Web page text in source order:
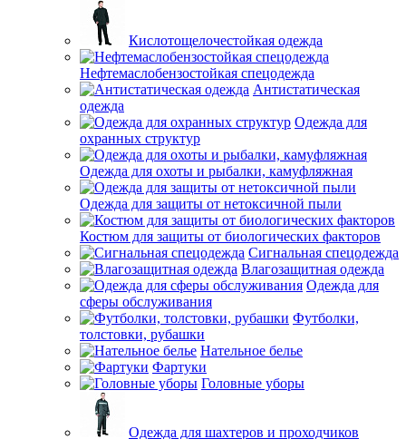
Кислотощелочестойкая одежда
Нефтемаслобензостойкая спецодежда
Антистатическая
одежда
Одежда для
охранных структур
Одежда для охоты и рыбалки, камуфляжная
Одежда для защиты от нетоксичной пыли
Костюм для защиты от биологических факторов
Сигнальная спецодежда
Влагозащитная одежда
Одежда для
сферы обслуживания
Футболки,
толстовки, рубашки
Нательное белье
Фартуки
Головные уборы
Одежда для шахтеров и проходчиков